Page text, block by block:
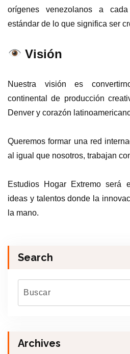
orígenes venezolanos a
estándar de lo que significa ser
Visión
Nuestra visión es
continental de producción
Denver y corazón
Queremos formar una red
al igual que nosotros, trabajan
Estudios Hogar Extremo será
ideas y talentos donde la
la mano.
Search
Archives